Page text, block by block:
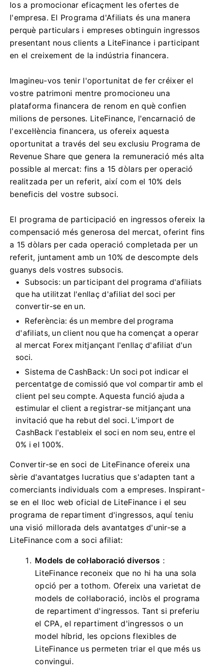
los a promocionar eficaçment les ofertes de
l'empresa. El Programa d'Afiliats és una manera
perquè particulars i empreses obtinguin ingressos
presentant nous clients a LiteFinance i participant
en el creixement de la indústria financera.
Imagineu-vos tenir l'oportunitat de fer créixer el
vostre patrimoni mentre promocioneu una
plataforma financera de renom en què confien
milions de persones. LiteFinance, l'encarnació de
l'excel·lència financera, us ofereix aquesta
oportunitat a través del seu exclusiu Programa de
Revenue Share que genera la remuneració més alta
possible al mercat: fins a 15 dòlars per operació
realitzada per un referit, així com el 10% dels
beneficis del vostre subsoci.
El programa de participació en ingressos ofereix la
compensació més generosa del mercat, oferint fins
a 15 dòlars per cada operació completada per un
referit, juntament amb un 10% de descompte dels
guanys dels vostres subsocis.
Subsocis: un participant del programa d'afiliats
que ha utilitzat l'enllaç d'afiliat del soci per
convertir-se en un.
Referència: és un membre del programa
d'afiliats, un client nou que ha començat a operar
al mercat Forex mitjançant l'enllaç d'afiliat d'un
soci.
Sistema de CashBack: Un soci pot indicar el
percentatge de comissió que vol compartir amb el
client pel seu compte. Aquesta funció ajuda a
estimular el client a registrar-se mitjançant una
invitació que ha rebut del soci. L'import de
CashBack l'estableix el soci en nom seu, entre el
0% i el 100%.
Convertir-se en soci de LiteFinance ofereix una
sèrie d'avantatges lucratius que s'adapten tant a
comerciants individuals com a empreses. Inspirant-
se en el lloc web oficial de LiteFinance i el seu
programa de repartiment d'ingressos, aquí teniu
una visió millorada dels avantatges d'unir-se a
LiteFinance com a soci afiliat:
Models de col·laboració diversos :
LiteFinance reconeix que no hi ha una sola
opció per a tothom. Ofereix una varietat de
models de col·laboració, inclòs el programa
de repartiment d'ingressos. Tant si preferiu
el CPA, el repartiment d'ingressos o un
model híbrid, les opcions flexibles de
LiteFinance us permeten triar el que més us
convingui.